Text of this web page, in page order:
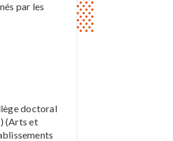
par les
doctoral
(Arts et